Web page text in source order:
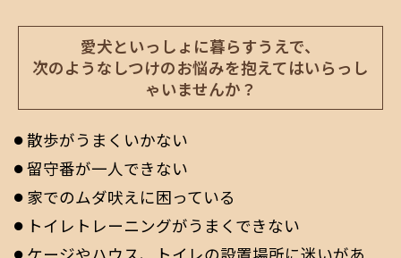
愛犬といっしょに暮らすうえで、
次のようなしつけのお悩みを抱えてはいらっし
ゃいませんか？
散歩がうまくいかない
留守番が一人できない
家でのムダ吠えに困っている
トイレトレーニングがうまくできない